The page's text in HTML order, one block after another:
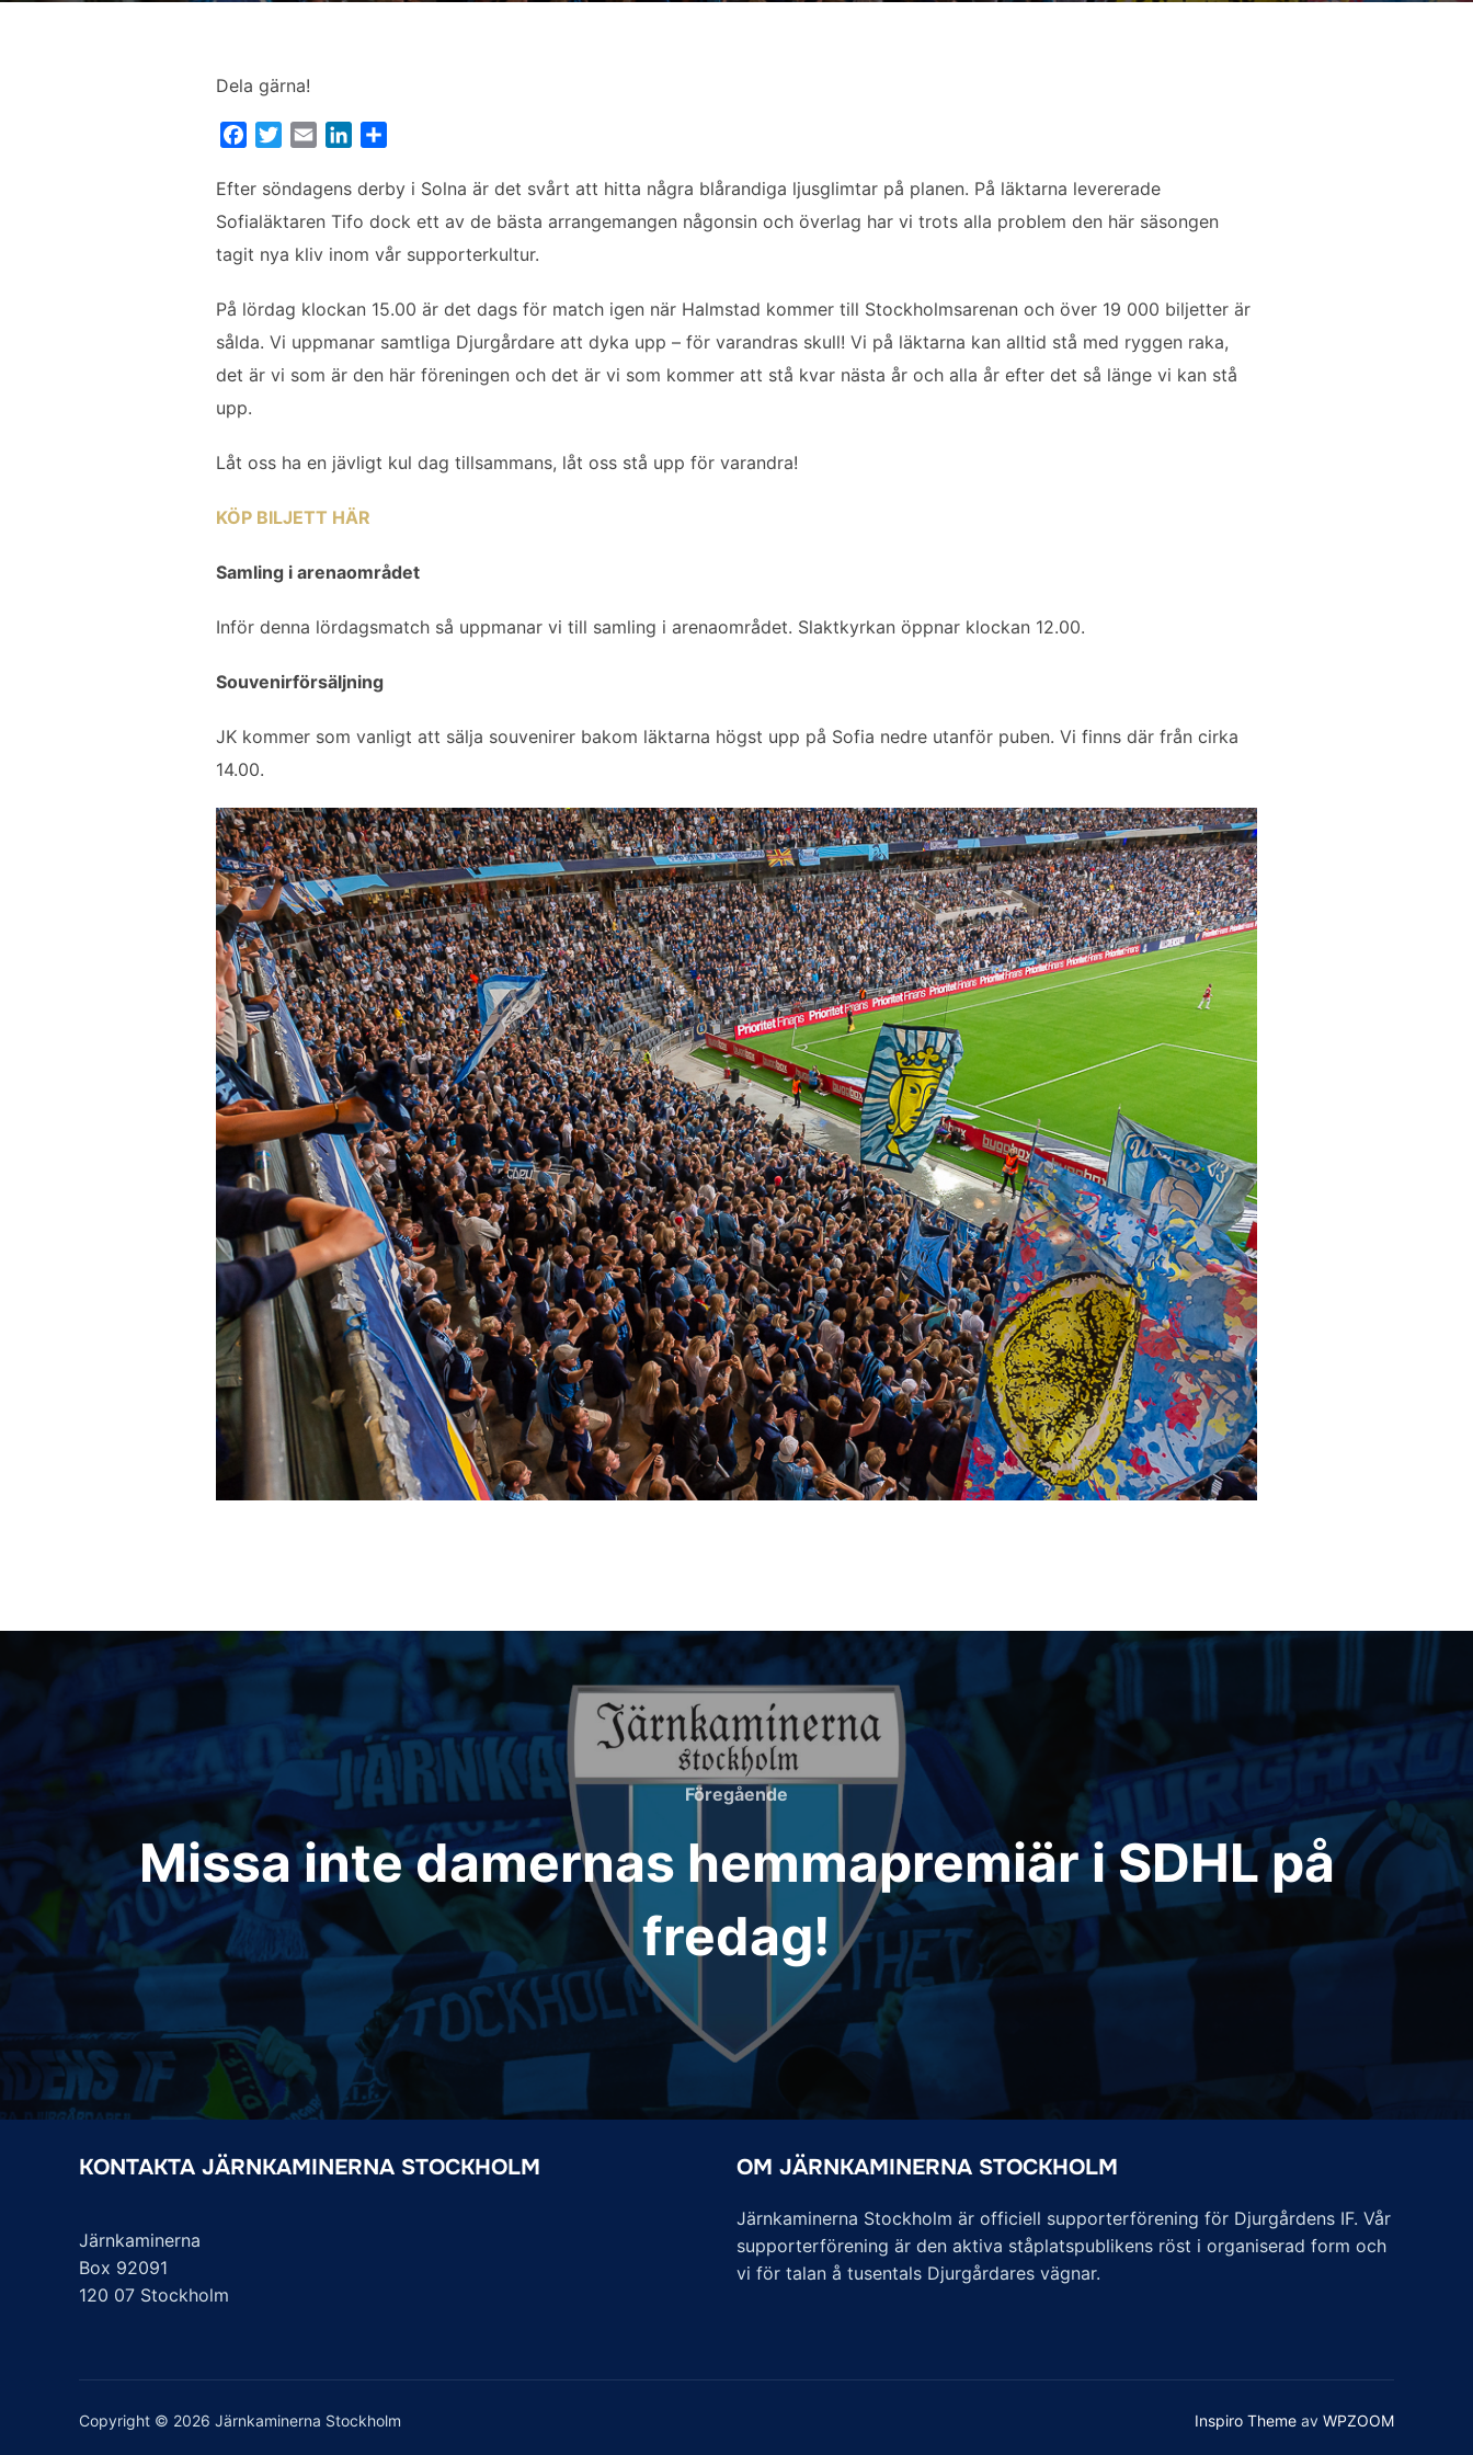
Dela gärna!
c
e
o
k
i
t
e
a
i
n
k
d
n
l
a
Efter söndagens derby i Solna är det svårt att hitta några blårandiga ljusglimtar på planen. På läktarna levererade
Sofialäktaren Tifo dock ett av de bästa arrangemangen någonsin och överlag har vi trots alla problem den här säsongen
tagit nya kliv inom vår supporterkultur.
På lördag klockan 15.00 är det dags för match igen när Halmstad kommer till Stockholmsarenan och över 19 000 biljetter är
sålda. Vi uppmanar samtliga Djurgårdare att dyka upp – för varandras skull! Vi på läktarna kan alltid stå med ryggen raka,
det är vi som är den här föreningen och det är vi som kommer att stå kvar nästa år och alla år efter det så länge vi kan stå
upp.
Låt oss ha en jävligt kul dag tillsammans, låt oss stå upp för varandra!
KÖP BILJETT HÄR
Samling i arenaområdet
Inför denna lördagsmatch så uppmanar vi till samling i arenaområdet. Slaktkyrkan öppnar klockan 12.00.
Souvenirförsäljning
JK kommer som vanligt att sälja souvenirer bakom läktarna högst upp på Sofia nedre utanför puben. Vi finns där från cirka
14.00.
Inläggsnavigering
Föregående
Föregående
Missa inte damernas hemmapremiär i SDHL på
fredag!
KONTAKTA JÄRNKAMINERNA STOCKHOLM
Järnkaminerna
Box 92091
120 07 Stockholm
OM JÄRNKAMINERNA STOCKHOLM
Järnkaminerna Stockholm är officiell supporterförening för Djurgårdens IF. Vår
supporterförening är den aktiva ståplatspublikens röst i organiserad form och
vi för talan å tusentals Djurgårdares vägnar.
Copyright © 2026 Järnkaminerna Stockholm Inspiro Theme av WPZOOM